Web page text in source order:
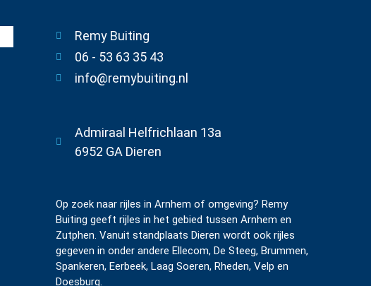
Remy Buiting
06 - 53 63 35 43
info@remybuiting.nl
Admiraal Helfrichlaan 13a
6952 GA Dieren
Op zoek naar rijles in Arnhem of omgeving? Remy
Buiting geeft rijles in het gebied tussen Arnhem en
Zutphen. Vanuit standplaats Dieren wordt ook rijles
gegeven in onder andere Ellecom, De Steeg, Brummen,
Spankeren, Eerbeek, Laag Soeren, Rheden, Velp en
Doesburg.